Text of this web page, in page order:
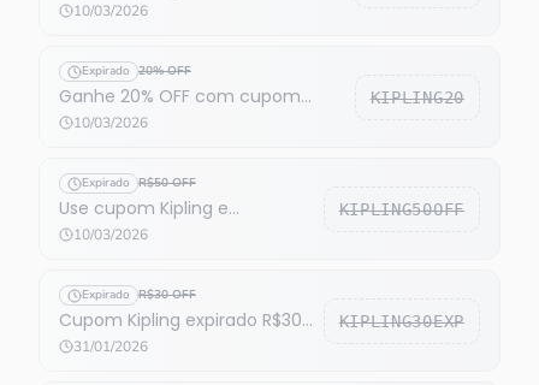
site10/03/2026
Expirado 20% OFF
Ganhe 20% OFF com cupom
Kipling
10/03/2026
KIPLING20
Expirado R$50 OFF
Use cupom Kipling e
economize R$50
10/03/2026
KIPLING50OFF
Expirado R$30 OFF
Cupom Kipling expirado R$30
OFF31/01/2026
KIPLING30EXP